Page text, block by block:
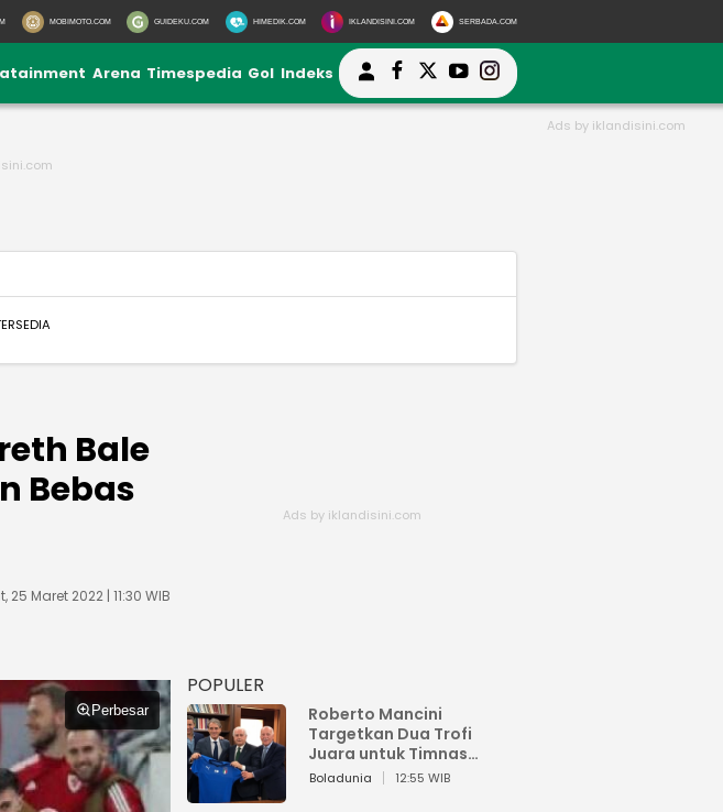
MOBIMOTO.COM GUIDEKU.COM HIMEDIK.COM IKLANDISINI.COM SERBADA.COM
Arena Timespedia Gol Indeks
Bale
Bebas
25 Maret 2022 | 11:30 WIB
Perbesar
POPULER
Roberto Mancini
Targetkan Dua Trofi
Juara untuk Timnas
Italia
Boladunia 12:55 WIB